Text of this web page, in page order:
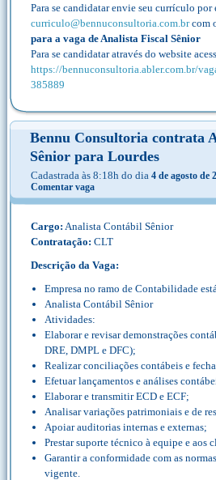
Para se candidatar envie seu currículo por
curriculo@bennuconsultoria.com.brcom
para a vaga de Analista Fiscal Sênior
Para se candidatar através do website
https://bennuconsultoria.abler.com.br/
385889
Bennu Consultoria contrata
Sênior para Lourdes
Cadastrada às 8:18h do dia 4 de agosto de
Comentar vaga
Cargo: Analista Contábil Sênior
Contratação: CLT
Descrição da Vaga:
Empresa no ramo de Contabilidade
Analista Contábil Sênior
Atividades:
Elaborar e revisar demonstrações
DRE, DMPL e DFC);
Realizar conciliações contábeis e
Efetuar lançamentos e análises
Elaborar e transmitir ECD e ECF;
Analisar variações patrimoniais e de
Apoiar auditorias internas e externas;
Prestar suporte técnico à equipe e aos
Garantir a conformidade com as
vigente.